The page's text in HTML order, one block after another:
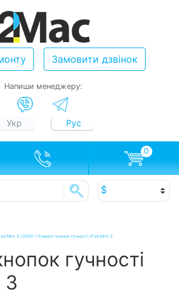
Замовити дзвінок
Напиши менеджеру:
Укр Рус
0
Mini 3 (2014) / Ремонт кнопок гучності iPad Mini 3
гучності
3